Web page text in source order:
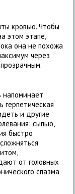
кровью. Чтобы
этом этапе,
она не похожа
через
напоминает
герпетическая
и другие
сыпью,
быстро
от головных
спазма